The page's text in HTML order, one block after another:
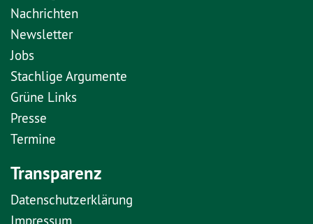
Nachrichten
Newsletter
Jobs
Stachlige Argumente
Grüne Links
Presse
Termine
Transparenz
Datenschutzerklärung
Impressum